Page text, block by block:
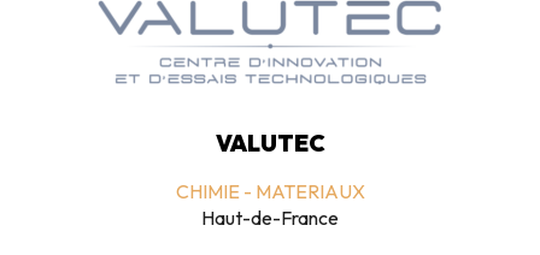
VALUTEC
CHIMIE - MATERIAUX
Haut-de-France